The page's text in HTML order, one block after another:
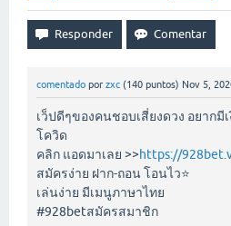
comentado por zxc (140 puntos) Nov 5,
เว็ปดีๆของคนชอบเสี่ยงดวง อยากมี
โควิด
คลิก แอดมาเลย >>https://
สมัครง่าย ฝาก-ถอน โอนไว⭐️
เล่นง่าย มีเมนูภาษาไทย
#928betสมัครสมาชิก